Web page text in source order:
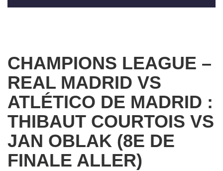
CHAMPIONS LEAGUE –
REAL MADRID VS
ATLÉTICO DE MADRID :
THIBAUT COURTOIS VS
JAN OBLAK (8E DE
FINALE ALLER)